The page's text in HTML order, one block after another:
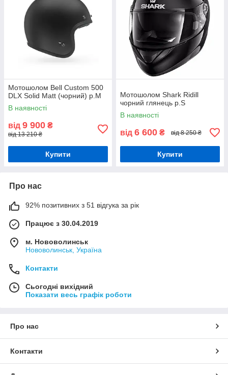
Мотошолом Bell Custom 500
DLX Solid Matt (чорний) р.М
В наявності
від 9 900 ₴
від 13 210 ₴
Купити
Мотошолом Shark Ridill
чорний глянець р.S
В наявності
від 6 600 ₴ від 8 250 ₴
Купити
Про нас
92% позитивних з 51 відгука за рік
Працює з 30.04.2019
м. Нововолинськ
Нововолинськ, Україна
Контакти
Сьогодні вихідний
Показати весь графік роботи
Про нас
Контакти